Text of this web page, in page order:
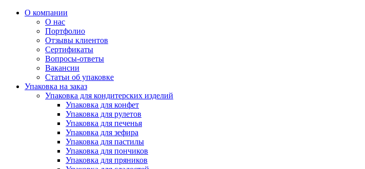
О компании
О нас
Портфолио
Отзывы клиентов
Сертификаты
Вопросы-ответы
Вакансии
Статьи об упаковке
Упаковка на заказ
Упаковка для кондитерских изделий
Упаковка для конфет
Упаковка для рулетов
Упаковка для печенья
Упаковка для зефира
Упаковка для пастилы
Упаковка для пончиков
Упаковка для пряников